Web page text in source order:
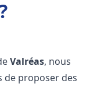
Valréas, nous
de proposer des